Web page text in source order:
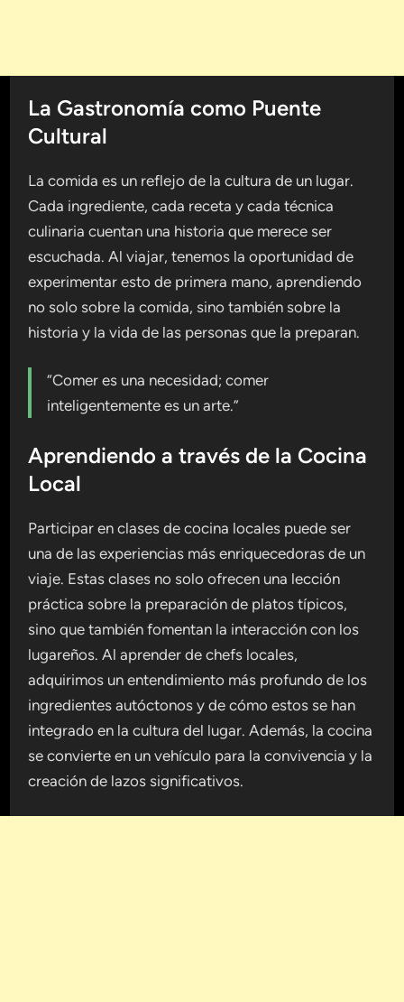
La Gastronomía como Puente
Cultural
La comida es un reflejo de la cultura de un lugar.
Cada ingrediente, cada receta y cada técnica
culinaria cuentan una historia que merece ser
escuchada. Al viajar, tenemos la oportunidad de
experimentar esto de primera mano, aprendiendo
no solo sobre la comida, sino también sobre la
historia y la vida de las personas que la preparan.
“Comer es una necesidad; comer
inteligentemente es un arte.”
Aprendiendo a través de la Cocina
Local
Participar en clases de cocina locales puede ser
una de las experiencias más enriquecedoras de un
viaje. Estas clases no solo ofrecen una lección
práctica sobre la preparación de platos típicos,
sino que también fomentan la interacción con los
lugareños. Al aprender de chefs locales,
adquirimos un entendimiento más profundo de los
ingredientes autóctonos y de cómo estos se han
integrado en la cultura del lugar. Además, la cocina
se convierte en un vehículo para la convivencia y la
creación de lazos significativos.